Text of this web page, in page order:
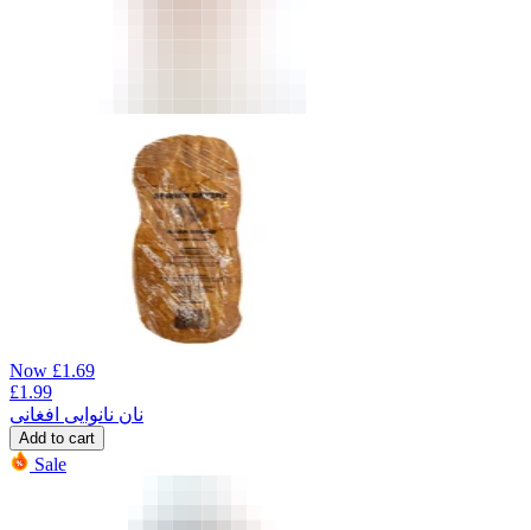
Now £1.69
£1.99
نان نانوایی افغانی
Add to cart
Sale